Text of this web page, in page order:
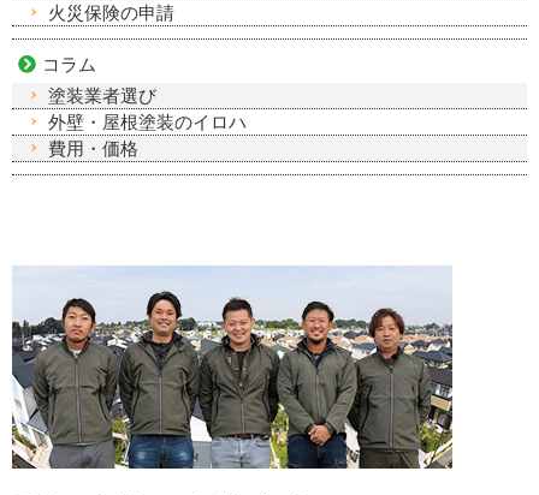
火災保険の申請
コラム
塗装業者選び
外壁・屋根塗装のイロハ
費用・価格